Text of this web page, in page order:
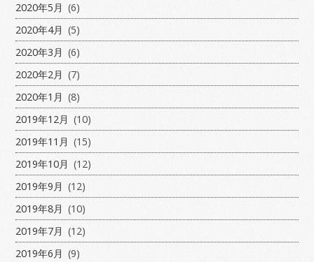
2020年5月 (6)
2020年4月 (5)
2020年3月 (6)
2020年2月 (7)
2020年1月 (8)
2019年12月 (10)
2019年11月 (15)
2019年10月 (12)
2019年9月 (12)
2019年8月 (10)
2019年7月 (12)
2019年6月 (9)